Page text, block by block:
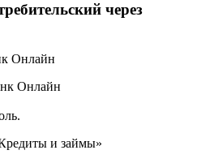
через
Онлайн
Онлайн
и займы»